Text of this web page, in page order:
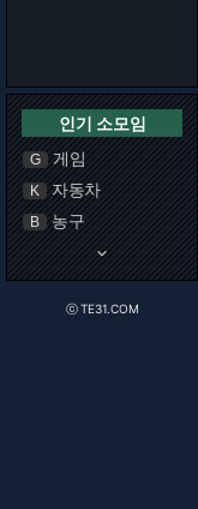
인기 소모임
G 게임
K 자동차
B 농구
keyboard_arrow_down
ⓒ TE31.COM